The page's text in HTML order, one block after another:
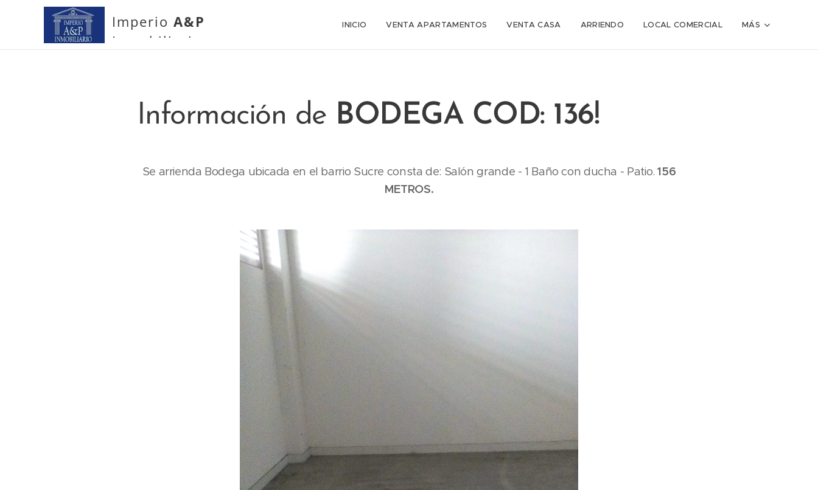
Imperio A&P
Inmobiliario
INICIO VENTA APARTAMENTOS VENTA CASA ARRIENDO LOCAL COMERCIAL MÁS
Información de BODEGA COD: 136!
Se arrienda Bodega ubicada en el barrio Sucre consta de: Salón grande - 1 Baño con ducha - Patio.156
METROS.